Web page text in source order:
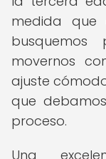
medida que
movernos
ajuste
que
proceso.
Una